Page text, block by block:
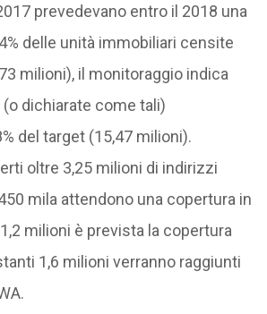
prevedevano entro il 2018 una
delle unità immobiliari censite
milioni), il monitoraggio indica
dichiarate come tali)
del target (15,47 milioni).
oltre 3,25 milioni di indirizzi
mila attendono una copertura in
milioni è prevista la copertura
1,6 milioni verranno raggiunti